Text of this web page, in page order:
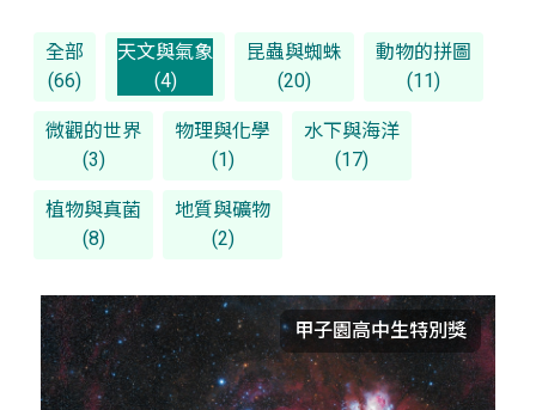
全部
(66)
天文與氣象
(4)
昆蟲與蜘蛛
(20)
動物的拼圖
(11)
微觀的世界
(3)
物理與化學
(1)
水下與海洋
(17)
植物與真菌
(8)
地質與礦物
(2)
甲子園高中生特別獎